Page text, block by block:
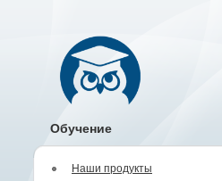
Обучение
Наши продукты